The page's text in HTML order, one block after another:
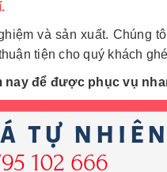
và sản xuất. Chúng
tiện cho quý khách
để được phục vụ